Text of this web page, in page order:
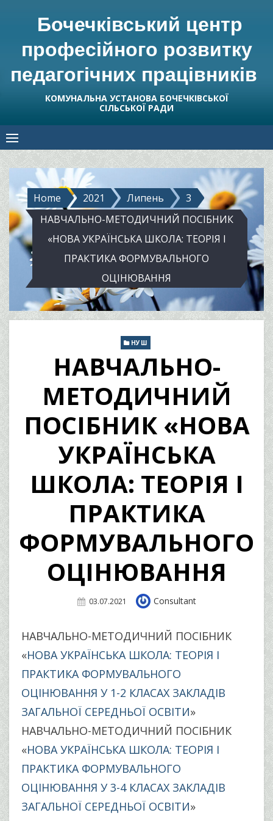
Бочечківський центр
професійного розвитку
педагогічних працівників
КОМУНАЛЬНА УСТАНОВА БОЧЕЧКІВСЬКОЇ
СІЛЬСЬКОЇ РАДИ
Home 2021 Липень
3
НАВЧАЛЬНО-МЕТОДИЧНИЙ ПОСІБНИК
«НОВА УКРАЇНСЬКА ШКОЛА: ТЕОРІЯ І
ПРАКТИКА ФОРМУВАЛЬНОГО
ОЦІНЮВАННЯ
НУШ
НАВЧАЛЬНО-
МЕТОДИЧНИЙ
ПОСІБНИК «НОВА
УКРАЇНСЬКА
ШКОЛА: ТЕОРІЯ І
ПРАКТИКА
ФОРМУВАЛЬНОГО
ОЦІНЮВАННЯ
Posted
03.07.2021 Author
Consultant
НАВЧАЛЬНО-МЕТОДИЧНИЙ ПОСІБНИК
«НОВА УКРАЇНСЬКА ШКОЛА: ТЕОРІЯ І
ПРАКТИКА ФОРМУВАЛЬНОГО
ОЦІНЮВАННЯ У 1-2 КЛАСАХ ЗАКЛАДІВ
ЗАГАЛЬНОЇ СЕРЕДНЬОЇ ОСВІТИ»
НАВЧАЛЬНО-МЕТОДИЧНИЙ ПОСІБНИК
«НОВА УКРАЇНСЬКА ШКОЛА: ТЕОРІЯ І
ПРАКТИКА ФОРМУВАЛЬНОГО
ОЦІНЮВАННЯ У 3-4 КЛАСАХ ЗАКЛАДІВ
ЗАГАЛЬНОЇ СЕРЕДНЬОЇ ОСВІТИ»